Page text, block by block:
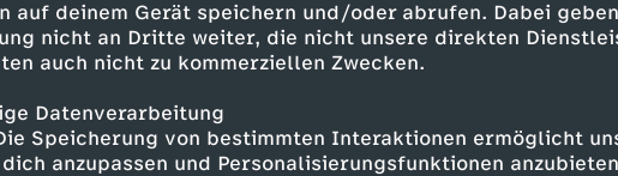
auf deinem Gerät speichern und/oder abrufen. Dabei
nicht an Dritte weiter, die nicht unsere direkten
auch nicht zu kommerziellen Zwecken.
Datenverarbeitung
Speicherung von bestimmten Interaktionen ermöglicht
anzupassen und Personalisierungsfunktionen
kommt
Mieter und Besitzer?
in Deutschland
verfehlt Ziele